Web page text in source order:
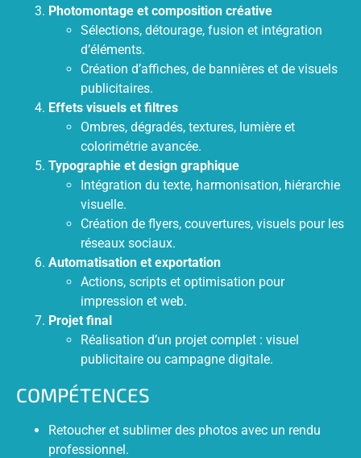
Photomontage et composition créative
Sélections, détourage, fusion et intégration
d’éléments.
Création d’affiches, de bannières et de visuels
publicitaires.
Effets visuels et filtres
Ombres, dégradés, textures, lumière et
colorimétrie avancée.
Typographie et design graphique
Intégration du texte, harmonisation, hiérarchie
visuelle.
Création de flyers, couvertures, visuels pour les
réseaux sociaux.
Automatisation et exportation
Actions, scripts et optimisation pour
impression et web.
Projet final
Réalisation d’un projet complet : visuel
publicitaire ou campagne digitale.
COMPÉTENCES
Retoucher et sublimer des photos avec un rendu
professionnel.